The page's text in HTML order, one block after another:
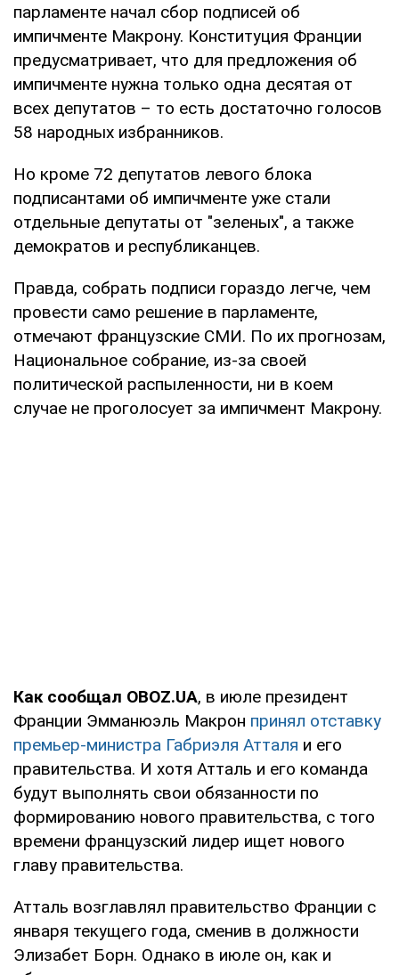
парламенте начал сбор подписей об
импичменте Макрону. Конституция Франции
предусматривает, что для предложения об
импичменте нужна только одна десятая от
всех депутатов – то есть достаточно голосов
58 народных избранников.
Но кроме 72 депутатов левого блока
подписантами об импичменте уже стали
отдельные депутаты от "зеленых", а также
демократов и республиканцев.
Правда, собрать подписи гораздо легче, чем
провести само решение в парламенте,
отмечают французские СМИ. По их прогнозам,
Национальное собрание, из-за своей
политической распыленности, ни в коем
случае не проголосует за импичмент Макрону.
Как сообщал OBOZ.UA, в июле президент
Франции Эмманюэль Макрон принял отставку
премьер-министра Габриэля Атталя и его
правительства. И хотя Атталь и его команда
будут выполнять свои обязанности по
формированию нового правительства, с того
времени французский лидер ищет нового
главу правительства.
Атталь возглавлял правительство Франции с
января текущего года, сменив в должности
Элизабет Борн. Однако в июле он, как и